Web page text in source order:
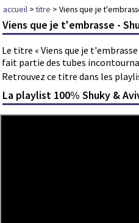
accueil >titre > Viens que je
Viens que je t'embrasse -
Le titre « Viens que je
fait partie des tubes
Retrouvez ce titre dans les
La playlist 100% Shuky &